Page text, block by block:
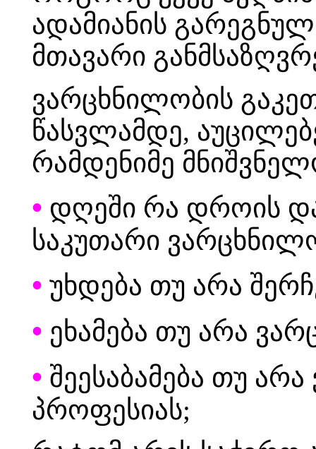
ადამიანის
მთავარი
ვარცხნილობის
წასვლამდე,
რამდენიმე
• დღეში რა დროის
საკუთარი
• უხდება თუ არა
• ეხამება თუ არა
• შეესაბამება თუ
პროფესიას;